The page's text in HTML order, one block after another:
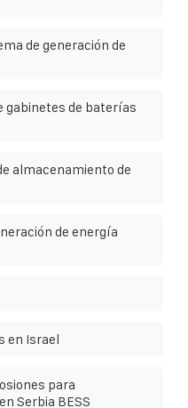
de generación de
gabinetes de baterías
almacenamiento de
de energía
en Israel
para
Serbia BESS